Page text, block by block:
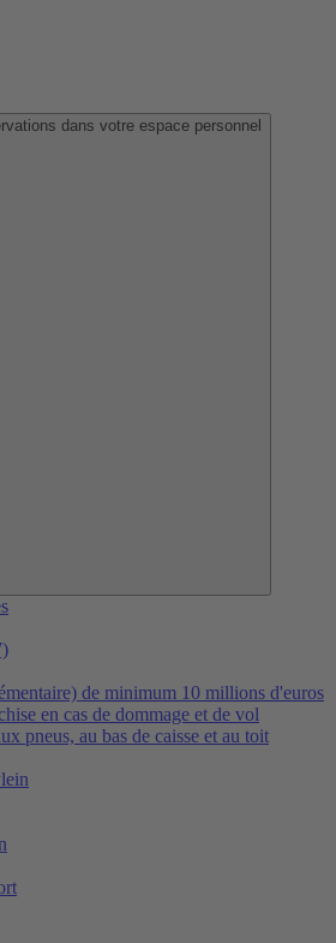
dans votre espace personnel
de minimum 10 millions d'euros
en cas de dommage et de vol
pneus, au bas de caisse et au toit